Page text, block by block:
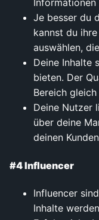
Je besser du
kannst du
auswählen,
Deine Inhalte
bieten. Der
Bereich
Deine Nutzer
über deine
deinen
#4 Influencer
Influencer
Inhalte